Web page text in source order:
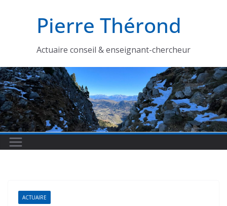
Pierre Thérond
Actuaire conseil & enseignant-chercheur
ACTUAIRE